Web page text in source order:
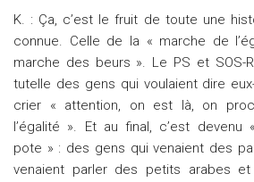
K. : Ça, c’est le fruit de toute une
connue. Celle de la « marche de
marche des beurs ». Le PS et SOS-
tutelle des gens qui voulaient dire
crier « attention, on est là, on
l’égalité ». Et au final, c’est
pote » : des gens qui venaient des
venaient parler des petits arabes